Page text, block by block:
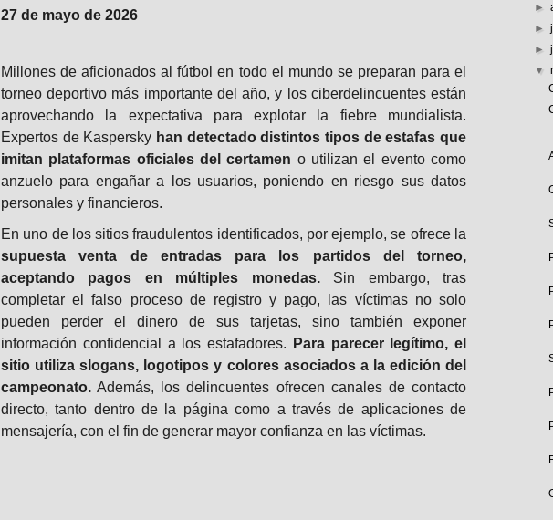
27 de mayo de 2026
Millones de aficionados al fútbol en todo el mundo se preparan para el
torneo deportivo más importante del año, y los ciberdelincuentes están
aprovechando la expectativa para explotar la fiebre mundialista.
Expertos de Kaspersky han detectado distintos tipos de estafas que
imitan plataformas oficiales del certamen o utilizan el evento como
anzuelo para engañar a los usuarios, poniendo en riesgo sus datos
personales y financieros.
En uno de los sitios fraudulentos identificados, por ejemplo, se ofrece la
supuesta venta de entradas para los partidos del torneo,
aceptando pagos en múltiples monedas.Sin embargo, tras
completar el falso proceso de registro y pago, las víctimas no solo
pueden perder el dinero de sus tarjetas, sino también exponer
información confidencial a los estafadores.
Para parecer legítimo, el
sitio utiliza slogans, logotipos y colores asociados a la edición del
campeonato. Además, los delincuentes ofrecen canales de contacto
directo, tanto dentro de la página como a través de aplicaciones de
mensajería, con el fin de generar mayor confianza en las víctimas.
►
►
►
▼